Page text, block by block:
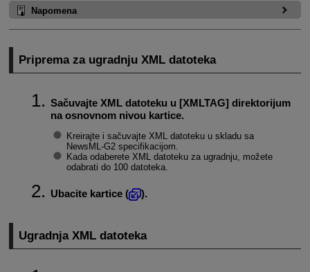
Napomena
Priprema za ugradnju XML datoteka
Sačuvajte XML datoteku u [XMLTAG] direktorijum
na osnovnom nivou kartice.
Kreirajte i sačuvajte XML datoteku u skladu sa
NewsML-G2specifikacijom.
Kada odaberete XML datoteku za ugradnju, možete
odabrati do 100 datoteka.
Ubacite kartice ( ).
Ugradnja XML datoteka